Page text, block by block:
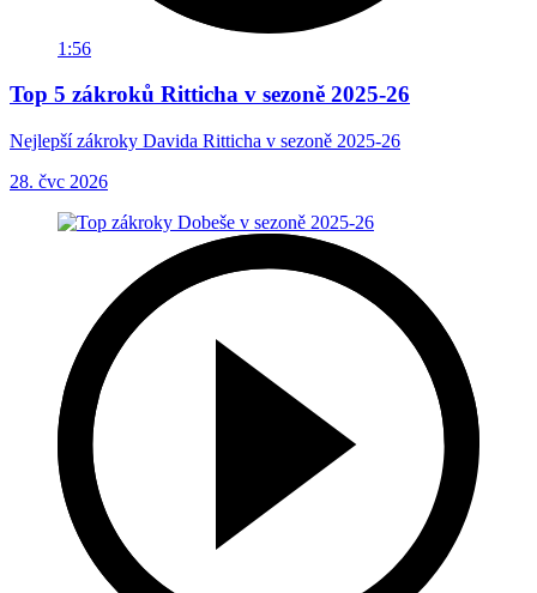
1:56
Top 5 zákroků Ritticha v sezoně 2025-26
Nejlepší zákroky Davida Ritticha v sezoně 2025-26
28. čvc 2026